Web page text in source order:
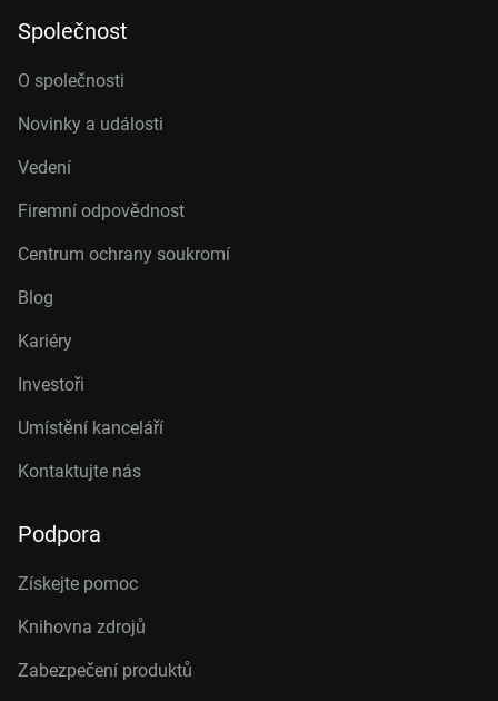
Společnost
O společnosti
Novinky a události
Vedení
Firemní odpovědnost
Centrum ochrany soukromí
Blog
Kariéry
Investoři
Umístění kanceláří
Kontaktujte nás
Podpora
Získejte pomoc
Knihovna zdrojů
Zabezpečení produktů